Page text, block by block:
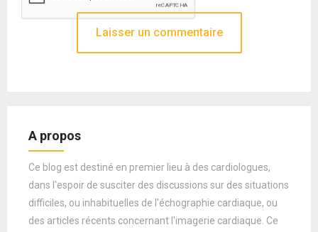
A propos
Ce blog est destiné en premier lieu à des cardiologues,
dans l'espoir de susciter des discussions sur des situations
difficiles, ou inhabituelles de l'échographie cardiaque, ou
des articles récents concernant l'imagerie cardiaque. Ce